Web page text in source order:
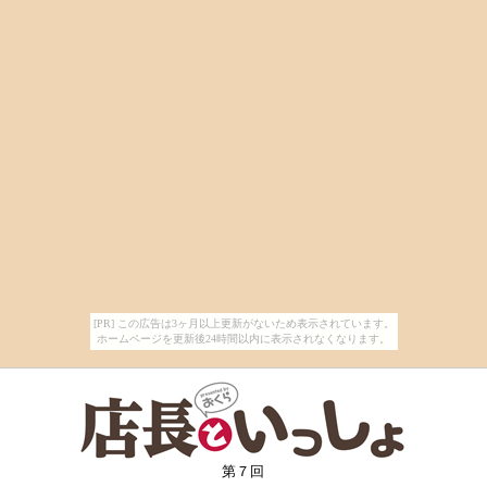
[PR] この広告は3ヶ月以上更新がないため表示されています。
ホームページを更新後24時間以内に表示されなくなります。
第７回